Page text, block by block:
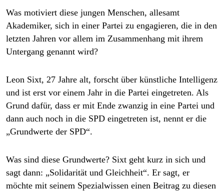
Was motiviert diese jungen Menschen, allesamt
Akademiker, sich in einer Partei zu engagieren, die in den
letzten Jahren vor allem im Zusammenhang mit ihrem
Untergang genannt wird?
Leon Sixt, 27 Jahre alt, forscht über künstliche Intelligenz
und ist erst vor einem Jahr in die ­Partei eingetreten. Als
Grund dafür, dass er mit Ende zwanzig in eine Partei und
dann auch noch in die SPD eingetreten ist, nennt er die
„Grundwerte der SPD“.
Was sind diese Grundwerte? Sixt geht kurz in sich und
sagt dann: „Solidarität und Gleichheit“. Er sagt, er
möchte mit seinem Spezialwissen einen Beitrag zu diesen